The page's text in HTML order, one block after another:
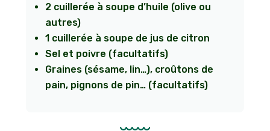
2 cuillerée à soupe d’huile (olive ou
autres)
1 cuillerée à soupe de jus de citron
Sel et poivre (facultatifs)
Graines (sésame, lin…), croûtons de
pain, pignons de pin… (facultatifs)